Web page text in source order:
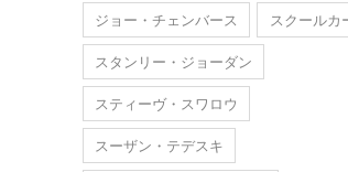
ジョー・チェンバース
スクールカ
スタンリー・ジョーダン
スティーヴ・スワロウ
スーザン・テデスキ